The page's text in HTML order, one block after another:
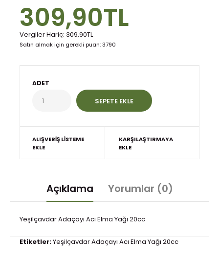
309,90TL
Vergiler Hariç: 309,90TL
Satın almak için gerekli puan: 3790
ADET
ALIŞVERIŞ LISTEME
EKLE
KARŞILAŞTIRMAYA
EKLE
Açıklama Yorumlar (0)
Yeşilçavdar Adaçayı Acı Elma Yağı 20cc
Etiketler:Yeşilçavdar Adaçayı Acı Elma Yağı 20cc